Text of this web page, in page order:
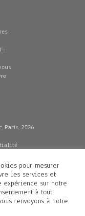
:
Paris, 2026
pour mesurer
les services et
sur notre
à tout
renvoyons à notre